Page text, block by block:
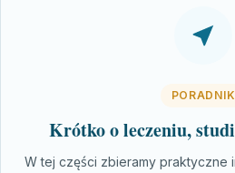
PORADNIK
Krótko o leczeniu,
W tej części zbieramy praktyczne